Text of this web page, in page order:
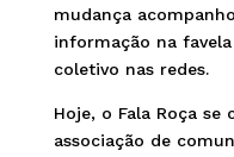
mudança
informação na
coletivo nas redes.
Hoje, o Fala Roça
associação de